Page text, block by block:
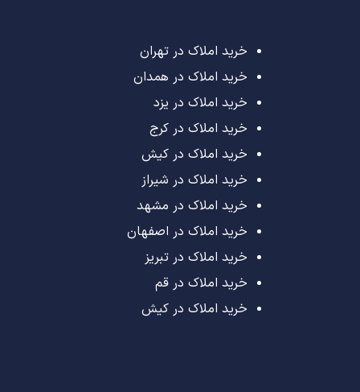
خرید املاک در تهران
خرید املاک در همدان
خرید املاک در یزد
خرید املاک در کرج
خرید املاک در کیش
خرید املاک در شیراز
خرید املاک در مشهد
خرید املاک در اصفهان
خرید املاک در تبریز
خرید املاک در قم
خرید املاک در کیش